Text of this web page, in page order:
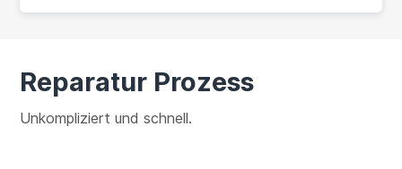
Reparatur Prozess
Unkompliziert und schnell.